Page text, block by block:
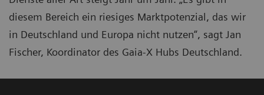
diesem Bereich ein riesiges Marktpotenzial, das wir
in Deutschland und Europa nicht nutzen“, sagt Jan
Fischer, Koordinator des Gaia-X Hubs Deutschland.